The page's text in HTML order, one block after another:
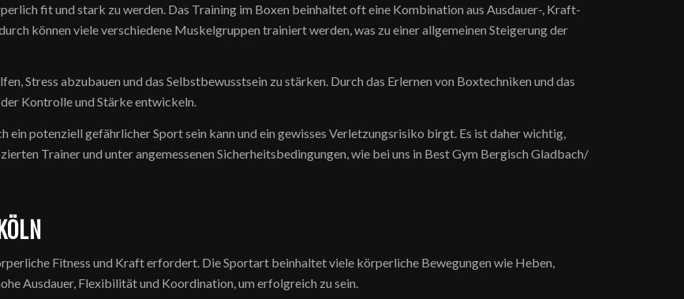
fit und stark zu werden. Das Training im Boxen beinhaltet oft eine Kombination aus Ausdauer-, Kraft-
können viele verschiedene Muskelgruppen trainiert werden, was zu einer allgemeinen Steigerung der
Stress abzubauen und das Selbstbewusstsein zu stärken. Durch das Erlernen von Boxtechniken und das
Kontrolle und Stärke entwickeln.
ein potenziell gefährlicher Sport sein kann und ein gewisses Verletzungsrisiko birgt. Es ist daher wichtig,
Trainer und unter angemessenen Sicherheitsbedingungen, wie bei uns in Best Gym Bergisch Gladbach/
Fitness und Kraft erfordert. Die Sportart beinhaltet viele körperliche Bewegungen wie Heben,
Ausdauer, Flexibilität und Koordination, um erfolgreich zu sein.